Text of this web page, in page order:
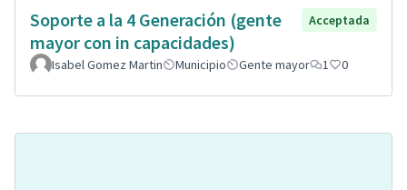
Soporte a la 4 Generación (gente
mayor con in capacidades)
Acceptada
Isabel Gomez Martin Municipio Gente mayor 1 0